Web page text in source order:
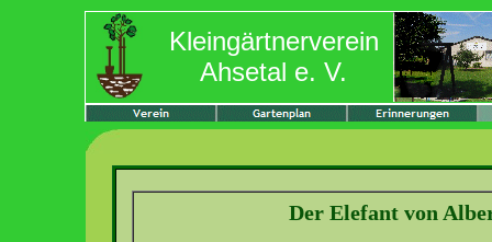
Kleingärtnerverein
Ahsetal e. V.
Der Elefant von